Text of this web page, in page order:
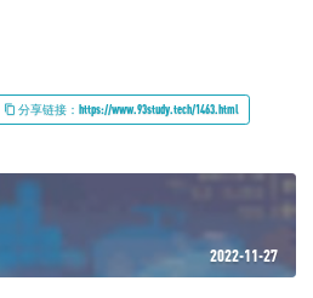
分享链接：https://www.93study.tech/1463.html
2022-11-27